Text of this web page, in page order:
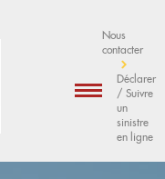
Nous
contacter
Déclarer
/ Suivre
un
sinistre
en ligne